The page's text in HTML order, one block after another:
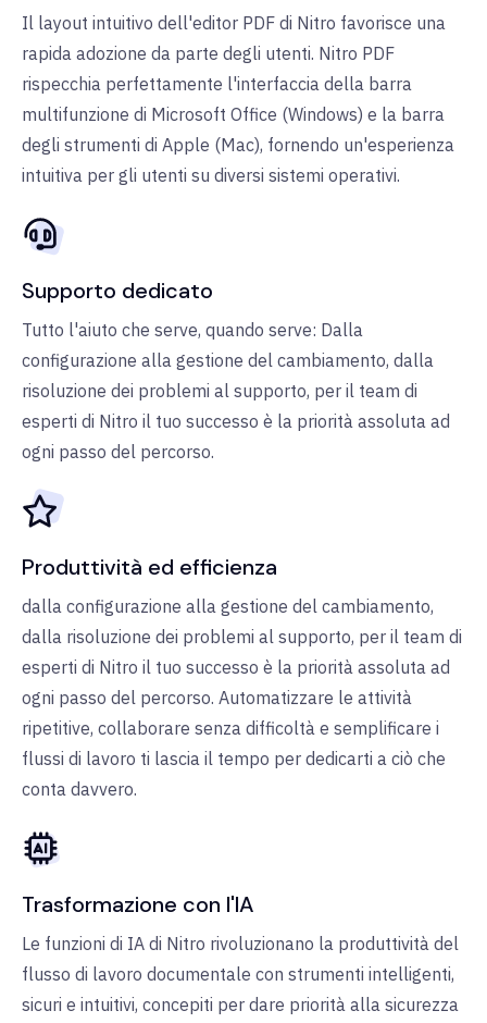
Il layout intuitivo dell'editor PDF di Nitro favorisce una
rapida adozione da parte degli utenti. Nitro PDF
rispecchia perfettamente l'interfaccia della barra
multifunzione di Microsoft Office (Windows) e la barra
degli strumenti di Apple (Mac), fornendo un'esperienza
intuitiva per gli utenti su diversi sistemi operativi.
Supporto dedicato
Tutto l'aiuto che serve, quando serve: Dalla
configurazione alla gestione del cambiamento, dalla
risoluzione dei problemi al supporto, per il team di
esperti di Nitro il tuo successo è la priorità assoluta ad
ogni passo del percorso.
Produttività ed efficienza
dalla configurazione alla gestione del cambiamento,
dalla risoluzione dei problemi al supporto, per il team di
esperti di Nitro il tuo successo è la priorità assoluta ad
ogni passo del percorso. Automatizzare le attività
ripetitive, collaborare senza difficoltà e semplificare i
flussi di lavoro ti lascia il tempo per dedicarti a ciò che
conta davvero.
Trasformazione con l'IA
Le funzioni di IA di Nitro rivoluzionano la produttività del
flusso di lavoro documentale con strumenti intelligenti,
sicuri e intuitivi, concepiti per dare priorità alla sicurezza